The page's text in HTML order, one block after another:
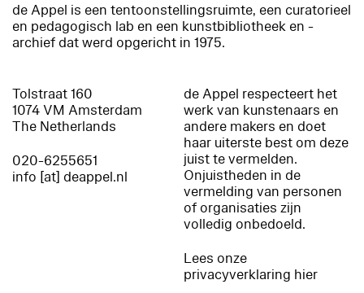
de Appel is een tentoonstellingsruimte, een curatorieel
en pedagogisch lab en een kunstbibliotheek en -
archief dat werd opgericht in 1975.
Tolstraat 160
1074 VM Amsterdam
The Netherlands
020-6255651
info [at] deappel.nl
de Appel respecteert het
werk van kunstenaars en
andere makers en doet
haar uiterste best om deze
juist te vermelden.
Onjuistheden in de
vermelding van personen
of organisaties zijn
volledig onbedoeld.
Lees onze
privacyverklaring hier